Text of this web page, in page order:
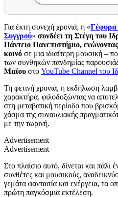
Για έκτη συνεχή χρονιά, η «
Συγγρού» συνδέει τη Στέγη του
Πάντειο Πανεπιστήμιο,
κοινό σε μια ιδιαίτερη μουσική –
των συνθηκών πανδημίας
Μαΐου στο YouTube Channel του
Τη φετινή χρονιά, η εκδήλωση
χαρακτήρα, φιλοδοξώντας να
στη μεταβατική περίοδο που
χάσμα της συναυλιακής
με την τωρινή.
Advertisement
Advertisement
Στο πλαίσιο αυτό, δίνεται και πάλι
συνθέτες και μουσικούς,
γεμάτα φαντασία και ενέργεια, τα
πρώτη παγκόσμια εκτέλεση.